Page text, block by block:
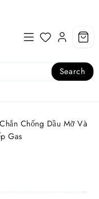
Search
Chống Dầu Mỡ Và
Gas